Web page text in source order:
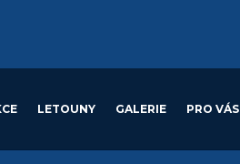
LETOUNY GALERIE PRO VÁS